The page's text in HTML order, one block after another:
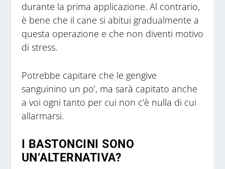
durante la prima applicazione. Al contrario,
è bene che il cane si abitui gradualmente a
questa operazione e che non diventi motivo
di stress.
Potrebbe capitare che le gengive
sanguinino un po’, ma sarà capitato anche
a voi ogni tanto per cui non c’è nulla di cui
allarmarsi.
I BASTONCINI SONO
UN’ALTERNATIVA?